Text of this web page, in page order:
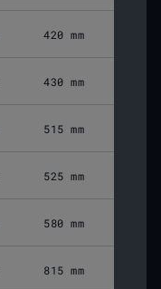
420 mm
430 mm
515 mm
525 mm
580 mm
815 mm